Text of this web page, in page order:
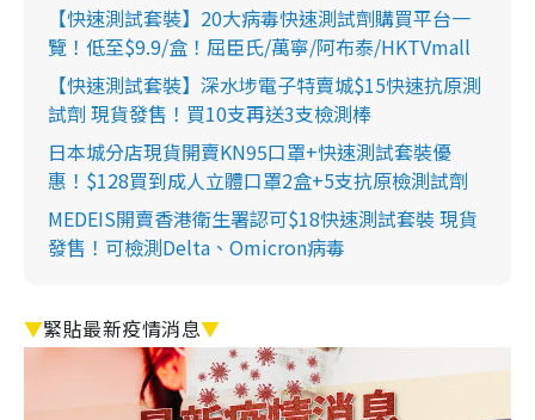
【快速測試套裝】20大病毒快速測試劑購買平台一
覽！低至$9.9/盒！屈臣氏/萬寧/阿布泰/HKTVmall
【快速測試套裝】深水埗電子特賣城$15快速抗原測
試劑 現貨發售！買10支再送3支檢測棒
日本城分店現貨開賣KN95口罩+快速測試套裝優
惠！$128買到成人立體口罩2盒+5支抗原檢測試劑
MEDEIS開賣香港衛生署認可$18快速測試套裝 現貨
發售！可檢測Delta、Omicron病毒
▼緊貼最新疫情消息▼